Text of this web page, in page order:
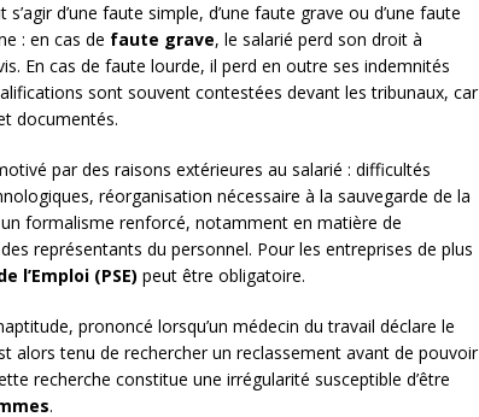
d’une faute simple, d’une faute grave ou d’une faute
: en cas de faute grave, le salarié perd son droit à
En cas de faute lourde, il perd en outre ses indemnités
sont souvent contestées devant les tribunaux, car
documentés.
par des raisons extérieures au salarié : difficultés
réorganisation nécessaire à la sauvegarde de la
formalisme renforcé, notamment en matière de
représentants du personnel. Pour les entreprises de plus
l’Emploi (PSE) peut être obligatoire.
prononcé lorsqu’un médecin du travail déclare le
alors tenu de rechercher un reclassement avant de pouvoir
recherche constitue une irrégularité susceptible d’être
.